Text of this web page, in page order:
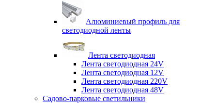
Алюминиевый профиль для
светодиодной ленты
Лента светодиодная
Лента светодиодная 24V
Лента светодиодная 12V
Лента светодиодная 220V
Лента светодиодная 48V
Садово-парковые светильники